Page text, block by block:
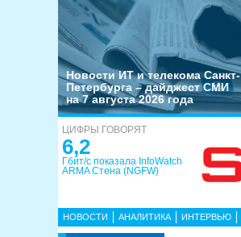
Новости ИТ и телекома Санкт-
Петербурга – дайджест СМИ
на 7 августа 2026 года
ЦИФРЫ ГОВОРЯТ
6,2
Гбит/с показала InfoWatch
ARMA Стена (NGFW)
НОВОСТИ АНАЛИТИКА ИНТЕРВЬЮ